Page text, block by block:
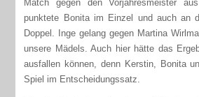
Match gegen den Vorjahresmeister
punktete Bonita im Einzel und auch an
Doppel. Inge gelang gegen Martina
unsere Mädels. Auch hier hätte das
ausfallen können, denn Kerstin, Bonita
Spiel im Entscheidungssatz.